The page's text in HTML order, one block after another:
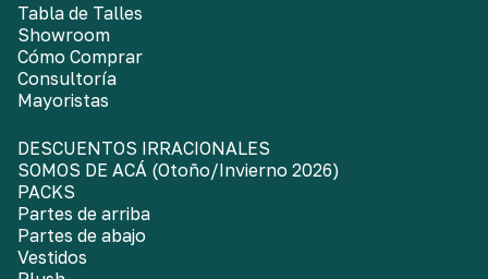
Tabla de Talles
Showroom
Cómo Comprar
Consultoría
Mayoristas
DESCUENTOS IRRACIONALES
SOMOS DE ACÁ (Otoño/Invierno 2026)
PACKS
Partes de arriba
Partes de abajo
Vestidos